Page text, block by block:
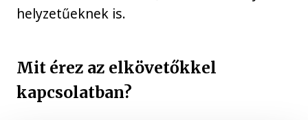
helyzetűeknek is.
Mit érez az elkövetőkkel
kapcsolatban?